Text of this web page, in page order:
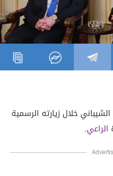
خلال زيارته الرسمية
الراعي.